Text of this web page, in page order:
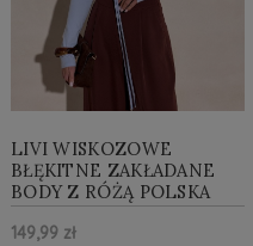
LIVI WISKOZOWE
BŁĘKITNE ZAKŁADANE
BODY Z RÓŻĄ POLSKA
PRODUKCJA
149,99 zł